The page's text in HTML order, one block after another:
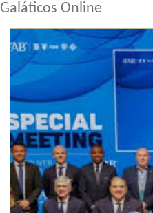
Galáticos Online